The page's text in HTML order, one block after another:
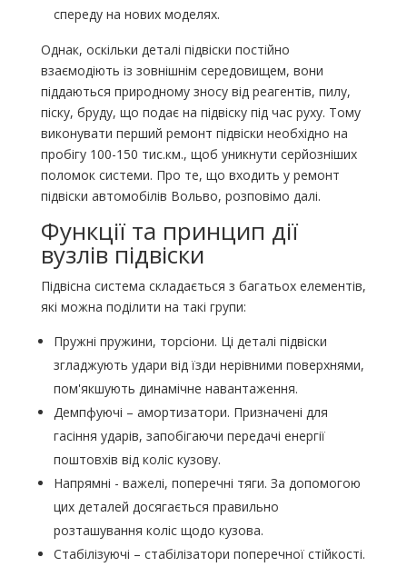
спереду на нових моделях.
Однак, оскільки деталі підвіски постійно
взаємодіють із зовнішнім середовищем, вони
піддаються природному зносу від реагентів, пилу,
піску, бруду, що подає на підвіску під час руху. Тому
виконувати перший ремонт підвіски необхідно на
пробігу 100-150 тис.км., щоб уникнути серйозніших
поломок системи. Про те, що входить у ремонт
підвіски автомобілів Вольво, розповімо далі.
Функції та принцип дії
вузлів підвіски
Підвісна система складається з багатьох елементів,
які можна поділити на такі групи:
Пружні пружини, торсіони. Ці деталі підвіски
згладжують удари від їзди нерівними поверхнями,
пом'якшують динамічне навантаження.
Демпфуючі – амортизатори. Призначені для
гасіння ударів, запобігаючи передачі енергії
поштовхів від коліс кузову.
Напрямні - важелі, поперечні тяги. За допомогою
цих деталей досягається правильно
розташування коліс щодо кузова.
Стабілізуючі – стабілізатори поперечної стійкості.